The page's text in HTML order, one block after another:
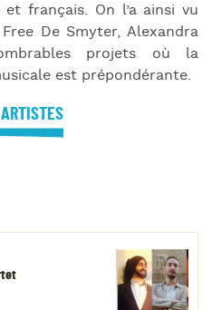
français. On l’a ainsi vu
De Smyter, Alexandra
projets où la
est prépondérante.